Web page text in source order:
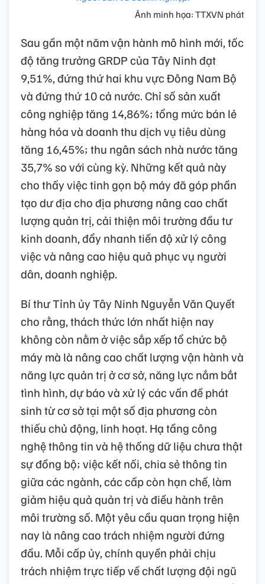
Ảnh minh họa: TTXVN phát
Sau gần một năm vận hành mô hình mới, tốc
độ tăng trưởng GRDP của Tây Ninh đạt
9,51%, đứng thứ hai khu vực Đông Nam Bộ
và đứng thứ 10 cả nước. Chỉ số sản xuất
công nghiệp tăng 14,86%; tổng mức bán lẻ
hàng hóa và doanh thu dịch vụ tiêu dùng
tăng 16,45%; thu ngân sách nhà nước tăng
35,7% so với cùng kỳ. Những kết quả này
cho thấy việc tinh gọn bộ máy đã góp phần
tạo dư địa cho địa phương nâng cao chất
lượng quản trị, cải thiện môi trường đầu tư
kinh doanh, đẩy nhanh tiến độ xử lý công
việc và nâng cao hiệu quả phục vụ người
dân, doanh nghiệp.
Bí thư Tỉnh ủy Tây Ninh Nguyễn Văn Quyết
cho rằng, thách thức lớn nhất hiện nay
không còn nằm ở việc sắp xếp tổ chức bộ
máy mà là nâng cao chất lượng vận hành và
năng lực quản trị ở cơ sở, năng lực nắm bắt
tình hình, dự báo và xử lý các vấn đề phát
sinh từ cơ sở tại một số địa phương còn
thiếu chủ động, linh hoạt. Hạ tầng công
nghệ thông tin và hệ thống dữ liệu chưa thật
sự đồng bộ; việc kết nối, chia sẻ thông tin
giữa các ngành, các cấp còn hạn chế, làm
giảm hiệu quả quản trị và điều hành trên
môi trường số. Một yêu cầu quan trọng hiện
nay là nâng cao trách nhiệm người đứng
đầu. Mỗi cấp ủy, chính quyền phải chịu
trách nhiệm trực tiếp về chất lượng đội ngũ